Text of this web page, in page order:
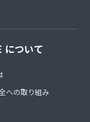
について
への取り組み